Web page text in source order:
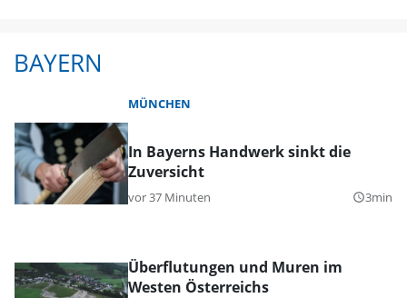
BAYERN
MÜNCHEN
In Bayerns Handwerk sinkt die
Zuversicht
vor 37 Minuten query_builder3min
Überflutungen und Muren im
Westen Österreichs